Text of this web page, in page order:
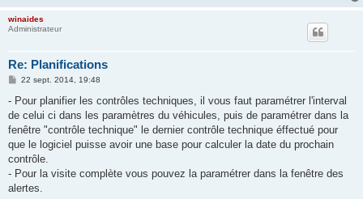
winaides
Administrateur
Re: Planifications
M
s
a
g
22 sept. 2014, 19:48
- Pour planifier les contrôles techniques, il vous faut paramétrer l'interval
de celui ci dans les paramètres du véhicules, puis de paramétrer dans la
fenêtre "contrôle technique" le dernier contrôle technique éffectué pour
que le logiciel puisse avoir une base pour calculer la date du prochain
contrôle.
- Pour la visite complète vous pouvez la paramétrer dans la fenêtre des
alertes.